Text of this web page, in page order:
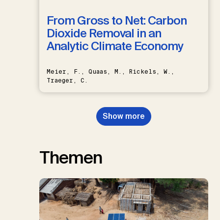
From Gross to Net: Carbon
Dioxide Removal in an
Analytic Climate Economy
Meier, F., Quaas, M., Rickels, W.,
Traeger, C.
Show more
Themen